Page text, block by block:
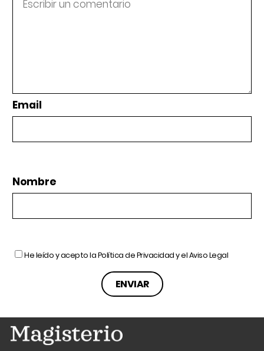
Email
Nombre
He leído y acepto laPolítica de Privacidady elAviso Legal